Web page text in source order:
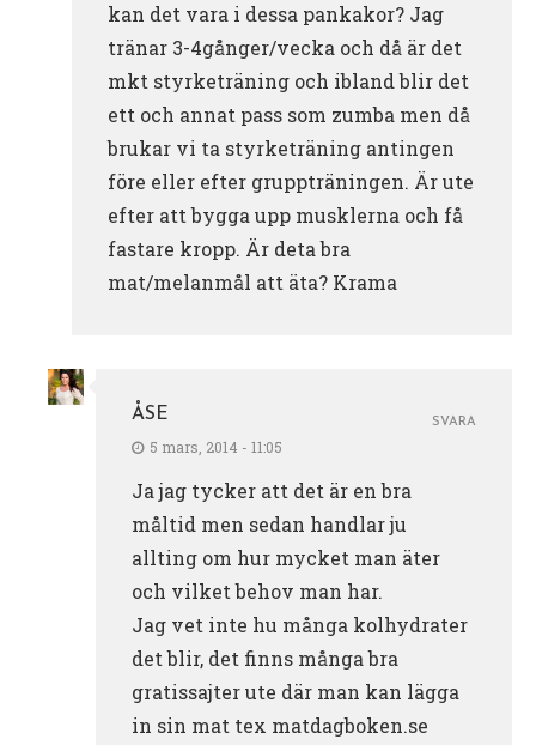
kan det vara i dessa pankakor? Jag
tränar 3-4gånger/vecka och då är det
mkt styrketräning och ibland blir det
ett och annat pass som zumba men då
brukar vi ta styrketräning antingen
före eller efter gruppträningen. Är ute
efter att bygga upp musklerna och få
fastare kropp. Är deta bra
mat/melanmål att äta? Krama
ÅSE
5 mars, 2014 - 11:05
Ja jag tycker att det är en bra
måltid men sedan handlar ju
allting om hur mycket man äter
och vilket behov man har.
Jag vet inte hu många kolhydrater
det blir, det finns många bra
gratissajter ute där man kan lägga
in sin mat tex matdagboken.se
SVARA